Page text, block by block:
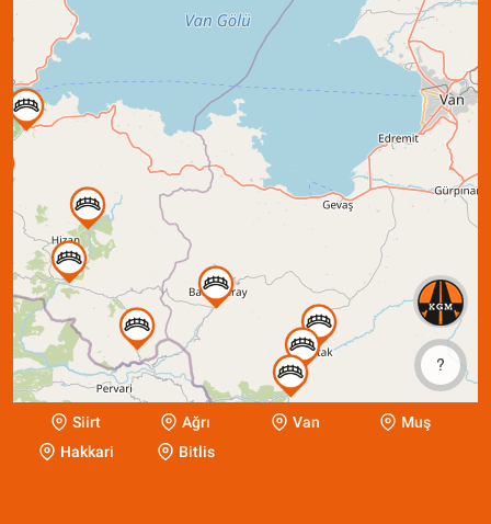
Siirt Ağrı Van
Muş
Hakkari
Bitlis
?